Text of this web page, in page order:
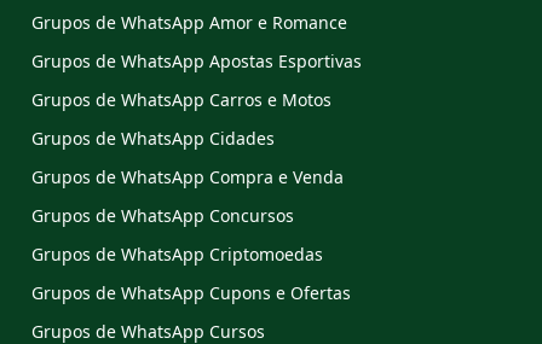
Grupos de WhatsApp Amor e Romance
Grupos de WhatsApp Apostas Esportivas
Grupos de WhatsApp Carros e Motos
Grupos de WhatsApp Cidades
Grupos de WhatsApp Compra e Venda
Grupos de WhatsApp Concursos
Grupos de WhatsApp Criptomoedas
Grupos de WhatsApp Cupons e Ofertas
Grupos de WhatsApp Cursos